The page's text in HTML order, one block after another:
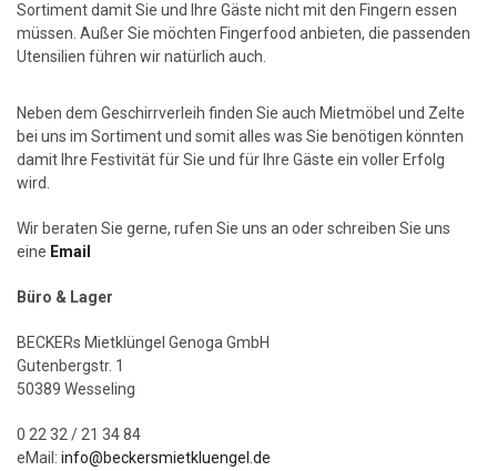
Sortiment damit Sie und Ihre Gäste nicht mit den Fingern essen
müssen. Außer Sie möchten Fingerfood anbieten, die passenden
Utensilien führen wir natürlich auch.
Neben dem Geschirrverleih finden Sie auch Mietmöbel und Zelte
bei uns im Sortiment und somit alles was Sie benötigen könnten
damit Ihre Festivität für Sie und für Ihre Gäste ein voller Erfolg
wird.
Wir beraten Sie gerne, rufen Sie uns an oder schreiben Sie uns
eine Email
Büro & Lager
BECKERs Mietklüngel Genoga GmbH
Gutenbergstr. 1
50389 Wesseling
0 22 32 / 21 34 84
eMail: info@beckersmietkluengel.de